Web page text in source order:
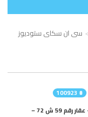
سى ان سكاى ستوديوز
# 100923
المكتب الرئيسي -شقة رقم 1 الدور الارضى – عقار رقم 59 ش 72 –